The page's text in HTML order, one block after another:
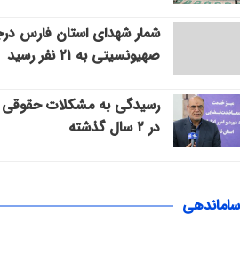
شمار شهدای استان فارس
صهیونسیتی به ۲۱ نفر رسید
در ۲ سال گذشته
ساماندهی